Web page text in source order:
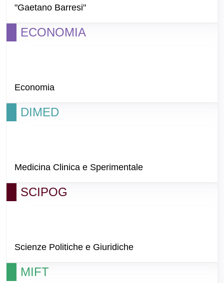
"Gaetano Barresi"
ECONOMIA
Economia
DIMED
Medicina Clinica e Sperimentale
SCIPOG
Scienze Politiche e Giuridiche
MIFT